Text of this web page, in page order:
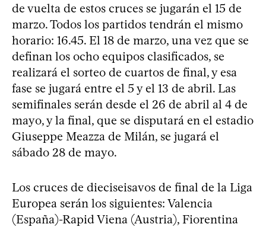
de vuelta de estos cruces se jugarán el 15 de
marzo. Todos los partidos tendrán el mismo
horario: 16.45. El 18 de marzo, una vez que se
definan los ocho equipos clasificados, se
realizará el sorteo de cuartos de final, y esa
fase se jugará entre el 5 y el 13 de abril. Las
semifinales serán desde el 26 de abril al 4 de
mayo, y la final, que se disputará en el estadio
Giuseppe Meazza de Milán, se jugará el
sábado 28 de mayo.
Los cruces de dieciseisavos de final de la Liga
Europea serán los siguientes: Valencia
(España)-Rapid Viena (Austria), Fiorentina